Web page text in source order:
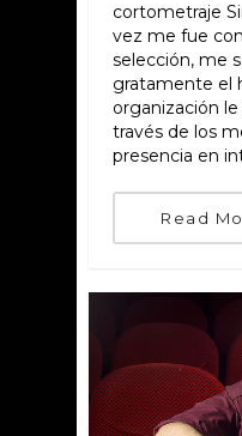
cortometraje
vez me fue
selección, me
gratamente el
organización
través de los
presencia en
Read